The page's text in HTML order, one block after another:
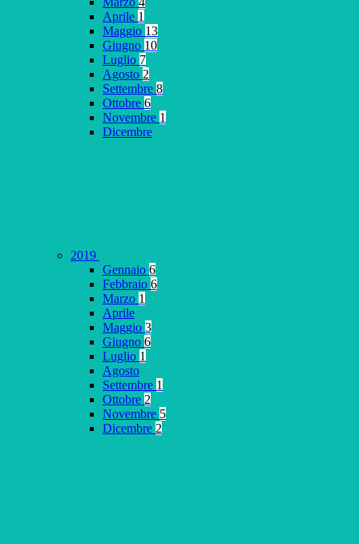
Aprile 1
Maggio 13
Giugno 10
Luglio 7
Agosto 2
Settembre 8
Ottobre 6
Novembre 1
Dicembre
2019
Gennaio 6
Febbraio 6
Marzo 1
Aprile
Maggio 3
Giugno 6
Luglio 1
Agosto
Settembre 1
Ottobre 2
Novembre 5
Dicembre 2